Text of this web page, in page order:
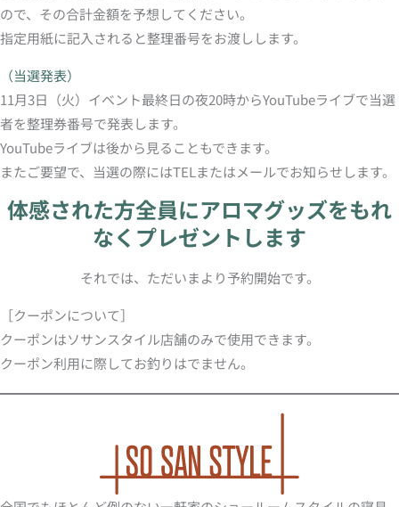
ので、その合計金額を予想してください。
指定用紙に記入されると整理番号をお渡しします。
（当選発表）
11月3日（火）イベント最終日の夜20時からYouTubeライブで当選
者を整理券番号で発表します。
YouTubeライブは後から見ることもできます。
またご要望で、当選の際にはTELまたはメールでお知らせします。
体感された方全員にアロマグッズをもれ
なくプレゼントします
それでは、ただいまより予約開始です。
［クーポンについて］
クーポンはソサンスタイル店舗のみで使用できます。
クーポン利用に際してお釣りはでません。